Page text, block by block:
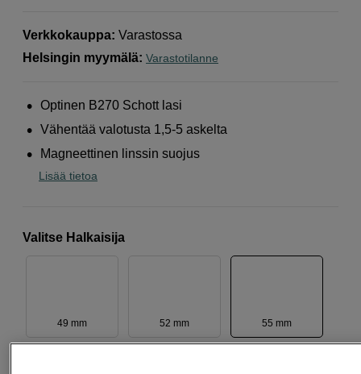
Verkkokauppa: Varastossa
Helsingin myymälä: Varastotilanne
Optinen B270 Schott lasi
Vähentää valotusta 1,5-5 askelta
Magneettinen linssin suojus
Lisää tietoa
Valitse Halkaisija
49 mm 52 mm 55 mm